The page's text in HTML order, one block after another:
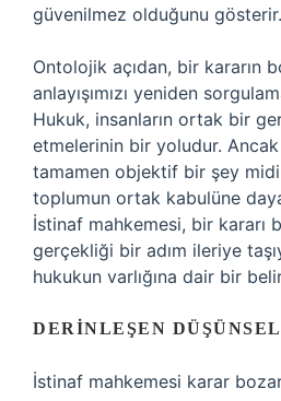
güvenilmez olduğunu gösterir.
Ontolojik açıdan, bir kararın
anlayışımızı yeniden
Hukuk, insanların ortak bir
etmelerinin bir yoludur.
tamamen objektif bir şey
toplumun ortak kabulüne
İstinaf mahkemesi, bir kararı
gerçekliği bir adım ileriye
hukukun varlığına dair bir
DERINLEŞEN
İstinaf mahkemesi karar